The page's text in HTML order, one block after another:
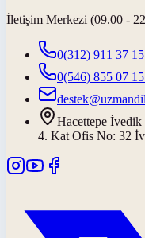
İletişim Merkezi (09.00 -
0(312) 911 37 15
0(546) 855 07 15
Hacettepe
4. Kat Ofis No: 32